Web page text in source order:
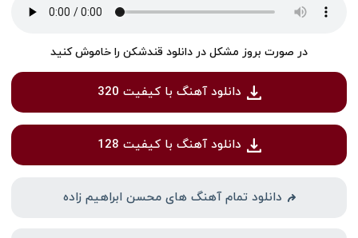
در صورت بروز مشکل در دانلود قندشکن را خاموش کنید
دانلود آهنگ با کیفیت 320
دانلود آهنگ با کیفیت 128
دانلود تمام آهنگ های محسن ابراهیم زاده